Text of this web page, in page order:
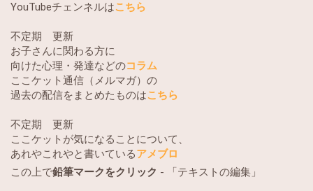
YouTubeチェンネルはこちら
不定期 更新
お子さんに関わる方に
向けた心理・発達などのコラム
ここケット通信（メルマガ）の
過去の配信をまとめたものはこちら
不定期 更新
ここケットが気になることについて、
あれやこれやと書いているアメブロ
この上で鉛筆マークをクリック - 「テキストの編集」